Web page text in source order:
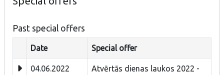
Past special offers
Date Special offer
04.06.2022
Atvērtās dienas laukos 2022 -